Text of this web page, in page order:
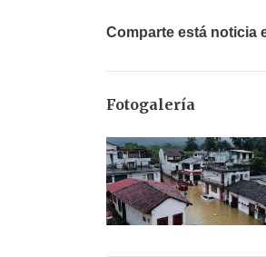
Comparte está noticia
Fotogalería